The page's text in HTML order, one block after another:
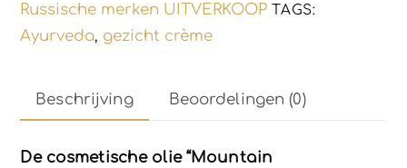
Russische merken UITVERKOOP TAGS:
Ayurveda, gezicht crème
Beschrijving Beoordelingen (0)
De cosmetische olie “Mountain